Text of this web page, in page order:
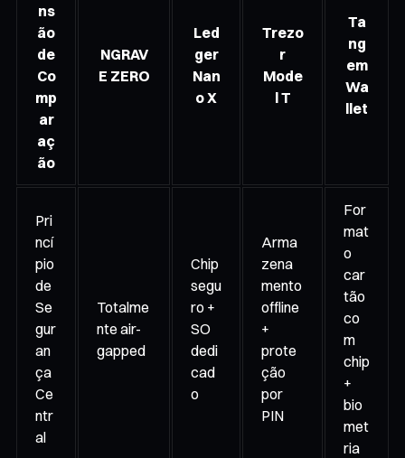
ns
ão
de
Co
mp
ar
aç
ão
NGRAV
E ZERO
Led
ger
Nan
o X
Trezo
r
Mode
l T
Ta
ng
em
Wa
llet
Pri
ncí
pio
de
Se
gur
an
ça
Ce
ntr
al
Totalme
nte air-
gapped
Chip
segu
ro +
SO
dedi
cad
o
Arma
zena
mento
offline
+
prote
ção
por
PIN
For
mat
o
car
tão
co
m
chip
+
bio
met
ria